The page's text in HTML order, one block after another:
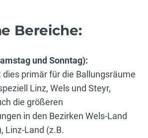
Bereiche:
und Sonntag):
dies primär für die Ballungsräume
Linz, Wels und Steyr,
die größeren
in den Bezirken Wels-Land
Linz-Land (z.B.